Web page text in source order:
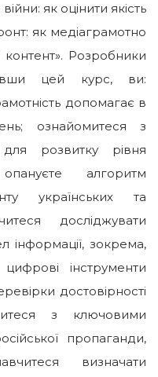
як оцінити якість
як медіаграмотно
Розробники
цей курс, ви:
допомагає в
ознайомитеся з
розвитку рівня
алгоритм
українських та
досліджувати
інформації, зокрема,
цифрові інструменти
достовірності
з ключовими
пропаганди,
визначати